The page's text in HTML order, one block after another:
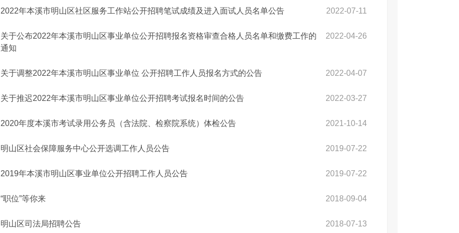
2022-07-11
2022年本溪市明山区社区服务工作站公开招聘笔试成绩及进入面试人员名单公告
2022-04-26
关于公布2022年本溪市明山区事业单位公开招聘报名资格审查合格人员名单和缴费工作的
通知
2022-04-07
关于调整2022年本溪市明山区事业单位 公开招聘工作人员报名方式的公告
2022-03-27
关于推迟2022年本溪市明山区事业单位公开招聘考试报名时间的公告
2021-10-14
2020年度本溪市考试录用公务员（含法院、检察院系统）体检公告
2019-07-22
明山区社会保障服务中心公开选调工作人员公告
2019-07-22
2019年本溪市明山区事业单位公开招聘工作人员公告
2018-09-04
“职位”等你来
2018-07-13
明山区司法局招聘公告